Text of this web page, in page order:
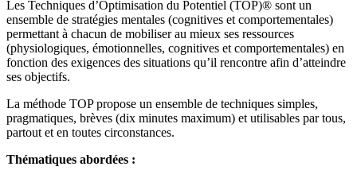
Les Techniques d’Optimisation du Potentiel (TOP)® sont un
ensemble de stratégies mentales (cognitives et comportementales)
permettant à chacun de mobiliser au mieux ses ressources
(physiologiques, émotionnelles, cognitives et comportementales) en
fonction des exigences des situations qu’il rencontre afin d’atteindre
ses objectifs.
La méthode TOP propose un ensemble de techniques simples,
pragmatiques, brèves (dix minutes maximum) et utilisables par tous,
partout et en toutes circonstances.
Thématiques abordées :